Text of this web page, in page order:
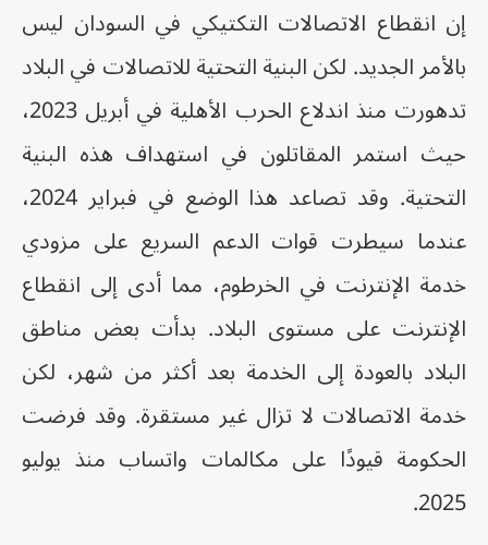
إن انقطاع الاتصالات التكتيكي في السودان ليس
بالأمر الجديد. لكن البنية التحتية للاتصالات في البلاد
تدهورت منذ اندلاع الحرب الأهلية في أبريل 2023،
حيث استمر المقاتلون في استهداف هذه البنية
التحتية. وقد تصاعد هذا الوضع في فبراير 2024،
عندما سيطرت قوات الدعم السريع على مزودي
خدمة الإنترنت في الخرطوم، مما أدى إلى انقطاع
الإنترنت على مستوى البلاد. بدأت بعض مناطق
البلاد بالعودة إلى الخدمة بعد أكثر من شهر، لكن
خدمة الاتصالات لا تزال غير مستقرة. وقد فرضت
الحكومة قيودًا على مكالمات واتساب منذ يوليو
2025.